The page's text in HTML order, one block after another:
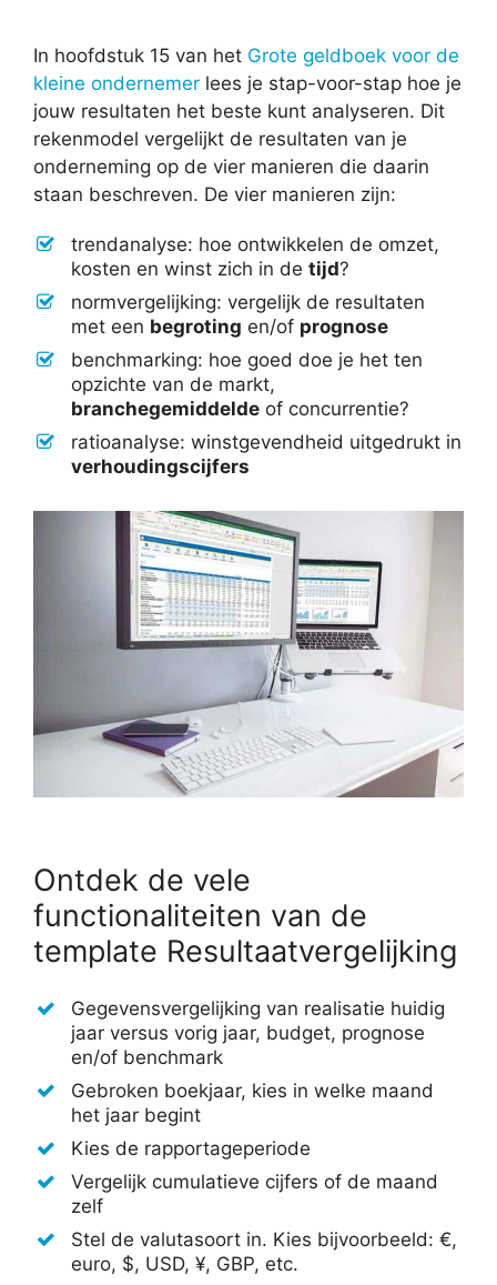
In hoofdstuk 15 van het Grote geldboek voor de
kleine ondernemer lees je stap-voor-stap hoe je
jouw resultaten het beste kunt analyseren. Dit
rekenmodel vergelijkt de resultaten van je
onderneming op de vier manieren die daarin
staan beschreven. De vier manieren zijn:
trendanalyse: hoe ontwikkelen de omzet,
kosten en winst zich in de tijd?
normvergelijking: vergelijk de resultaten
met een begroting en/of prognose
benchmarking: hoe goed doe je het ten
opzichte van de markt,
branchegemiddelde of concurrentie?
ratioanalyse: winstgevendheid uitgedrukt in
verhoudingscijfers
Ontdek de vele
functionaliteiten van de
template Resultaatvergelijking
Gegevensvergelijking van realisatie huidig
jaar versus vorig jaar, budget, prognose
en/of benchmark
Gebroken boekjaar, kies in welke maand
het jaar begint
Kies de rapportageperiode
Vergelijk cumulatieve cijfers of de maand
zelf
Stel de valutasoort in. Kies bijvoorbeeld: €,
euro, $, USD, ¥, GBP, etc.